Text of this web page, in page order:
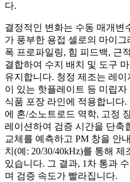
다.
결정적인 변화는 수동 매개변
가 풍부한 용접 셀로의 마이
폭 프로파일링, 힘 피드백, 근
결합하여 수지 배치 및 도구
유지합니다. 청정 제조는 레
이 있는 핫플레이트 등 미립
식품 포장 라인에 적용합니다
에 혼/소노트로드 역학, 고정
레이션하여 검증 시간을 단축
교체를 예측하고 PM 창을 안
치(예: 20/30/40kHz)를 통해
있습니다. 그 결과, 1차 통과
며 검증 속도가 빨라집니다.